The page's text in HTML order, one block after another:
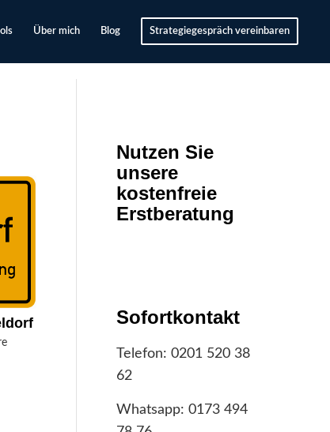
Über mich Blog Strategiegespräch vereinbaren
Nutzen Sie
unsere
kostenfreie
Erstberatung
Sofortkontakt
Telefon: 0201 520 38
62
Whatsapp: 0173 494